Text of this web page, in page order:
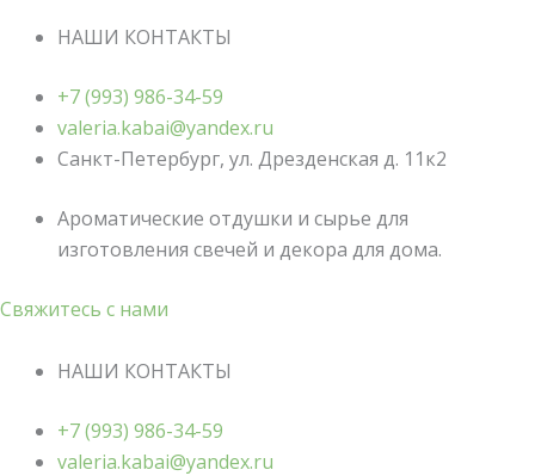
НАШИ КОНТАКТЫ
+7 (993) 986-34-59
valeria.kabai@yandex.ru
Санкт-Петербург, ул. Дрезденская д. 11к2
Ароматические отдушки и сырье для
изготовления свечей и декора для дома.
Свяжитесь с нами
НАШИ КОНТАКТЫ
+7 (993) 986-34-59
valeria.kabai@yandex.ru